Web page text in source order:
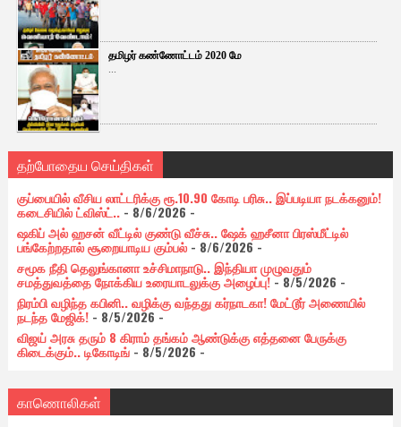
தமிழர் கண்ணோட்டம் 2020 மே
...
தற்போதைய செய்திகள்
குப்பையில் வீசிய லாட்டரிக்கு ரூ.10.90 கோடி பரிசு.. இப்படியா நடக்கனும்!
கடைசியில் ட்விஸ்ட்..- 8/6/2026 -
ஷகிப் அல் ஹசன் வீட்டில் குண்டு வீச்சு.. ஷேக் ஹசீனா பிரஸ்மீட்டில்
பங்கேற்றதால் சூறையாடிய கும்பல்- 8/6/2026-
சமூக நீதி தெலுங்கானா உச்சிமாநாடு.. இந்தியா முழுவதும்
சமத்துவத்தை நோக்கிய உரையாடலுக்கு அழைப்பு!- 8/5/2026 -
நிரம்பி வழிந்த கபினி.. வழிக்கு வந்தது கர்நாடகா! மேட்டூர் அணையில்
நடந்த மேஜிக்!- 8/5/2026 -
விஜய் அரசு தரும் 8 கிராம் தங்கம் ஆண்டுக்கு எத்தனை பேருக்கு
கிடைக்கும்.. டிகோடிங்- 8/5/2026 -
காணொலிகள்